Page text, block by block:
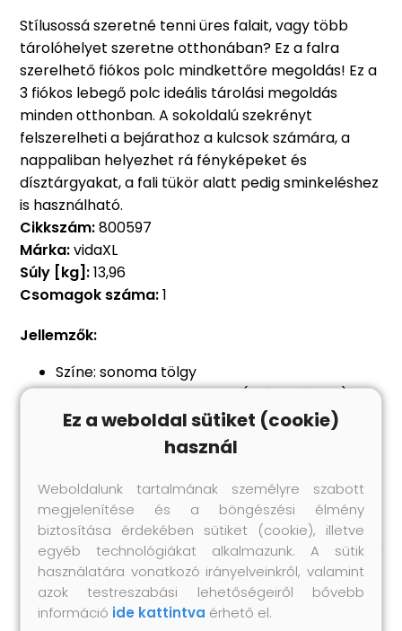
Stílusossá szeretné tenni üres falait, vagy több
tárolóhelyet szeretne otthonában? Ez a falra
szerelhető fiókos polc mindkettőre megoldás! Ez a
3 fiókos lebegő polc ideális tárolási megoldás
minden otthonban. A sokoldalú szekrényt
felszerelheti a bejárathoz a kulcsok számára, a
nappaliban helyezhet rá fényképeket és
dísztárgyakat, a fali tükör alatt pedig sminkeléshez
is használható.
Cikkszám:800597
Márka:vidaXL
Súly [kg]:13,96
Csomagok száma:1
Jellemzők:
Színe: sonoma tölgy
Méretek: 88 x 26 x 18,5 cm (Szé x Mé x Ho)
Anyaga: szerelt fa
Maximális terhelhetőség (összesen): 50 kg
Wall mounted design
Hasonló termékek
Ez a weboldal sütiket (cookie)
használ
Weboldalunk tartalmának személyre szabott
megjelenítése és a böngészési élmény
biztosítása érdekében sütiket (cookie), illetve
egyéb technológiákat alkalmazunk. A sütik
használatára vonatkozó irányelveinkről, valamint
azok testreszabási lehetőségeiről bővebb
információ ide kattintva érhető el.